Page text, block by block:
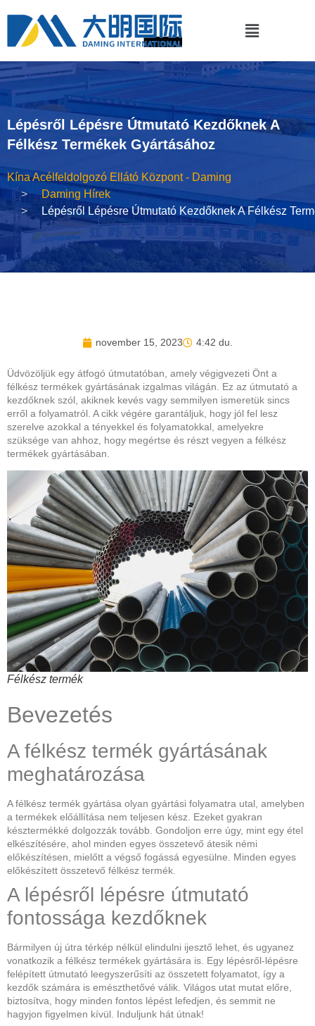
Lépésről Lépésre Útmutató Kezdőknek A
Félkész Termékek Gyártásához
Kína Acélfeldolgozó Ellátó Központ - Daming
Daming Hírek
Lépésről Lépésre Útmutató Kezdőknek A Félkész
november 15, 2023 4:42 du.
Üdvözöljük egy átfogó útmutatóban, amely végigvezeti Önt a
félkész termékek gyártásának izgalmas világán. Ez az útmutató a
kezdőknek szól, akiknek kevés vagy semmilyen ismeretük sincs
erről a folyamatról. A cikk végére garantáljuk, hogy jól fel lesz
szerelve azokkal a tényekkel és folyamatokkal, amelyekre
szüksége van ahhoz, hogy megértse és részt vegyen a félkész
termékek gyártásában.
Félkész termék
Bevezetés
A félkész termék gyártásának
meghatározása
A félkész termék gyártása olyan gyártási folyamatra utal, amelyben
a termékek előállítása nem teljesen kész. Ezeket gyakran
késztermékké dolgozzák tovább. Gondoljon erre úgy, mint egy étel
elkészítésére, ahol minden egyes összetevő átesik némi
előkészítésen, mielőtt a végső fogássá egyesülne. Minden egyes
előkészített összetevő félkész termék.
A lépésről lépésre útmutató
fontossága kezdőknek
Bármilyen új útra térkép nélkül elindulni ijesztő lehet, és ugyanez
vonatkozik a félkész termékek gyártására is. Egy lépésről-lépésre
felépített útmutató leegyszerűsíti az összetett folyamatot, így a
kezdők számára is emészthetővé válik. Világos utat mutat előre,
biztosítva, hogy minden fontos lépést lefedjen, és semmit ne
hagyjon figyelmen kívül. Induljunk hát útnak!